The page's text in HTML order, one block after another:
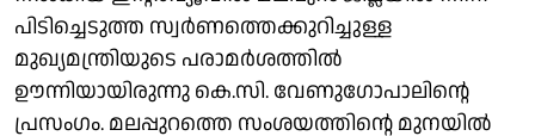
പിടിച്ചെടുത്ത സ്വർണത്തെക്കുറിച്ചുള്ള
മുഖ്യമന്ത്രിയുടെ പരാമർശത്തിൽ
ഊന്നിയായിരുന്നു കെ.സി. വേണുഗോപാലിന്റെ
പ്രസംഗം. മലപ്പുറത്തെ സംശയത്തിന്റെ മുനയിൽ